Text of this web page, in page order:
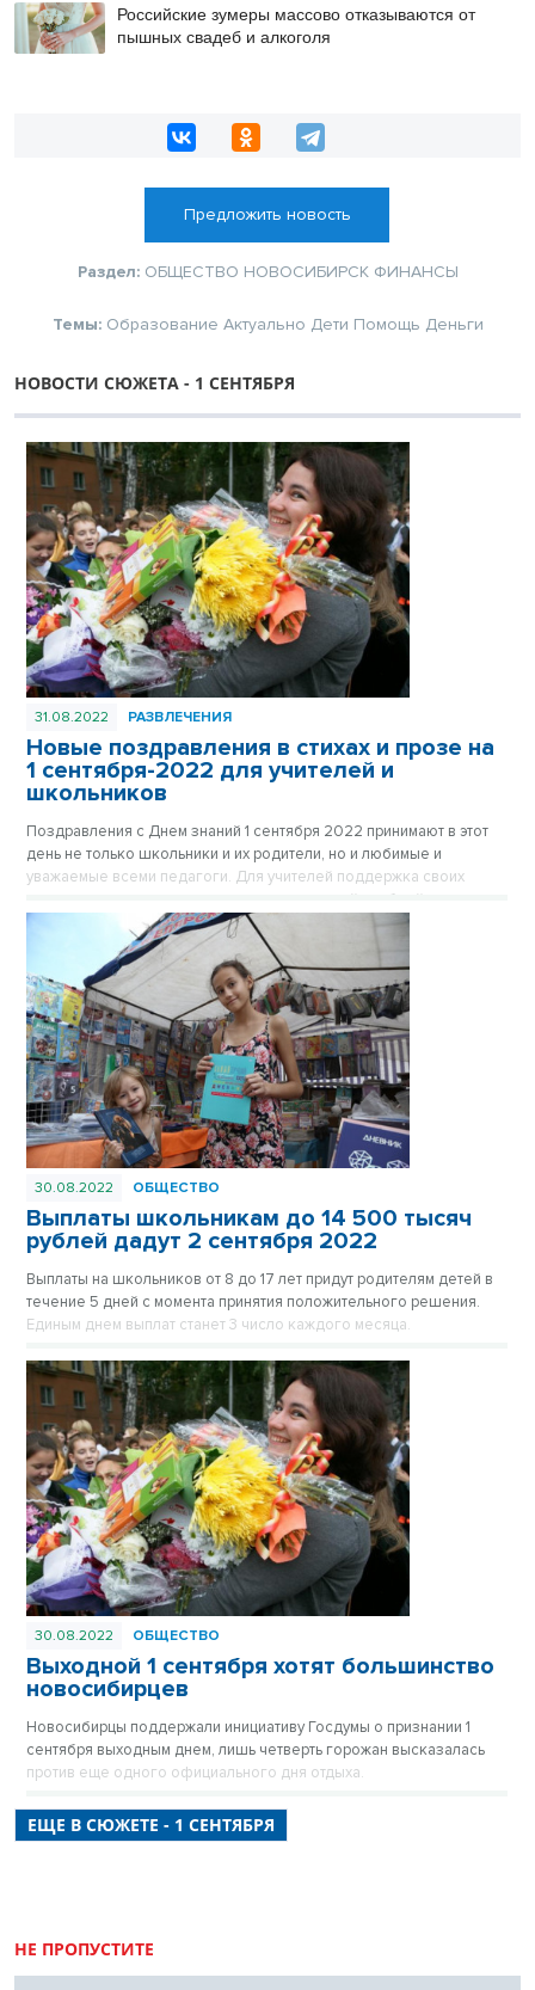
Российские зумеры массово отказываются от
пышных свадеб и алкоголя
Предложить новость
Раздел: ОБЩЕСТВО НОВОСИБИРСК ФИНАНСЫ
Темы: Образование Актуально Дети Помощь Деньги
НОВОСТИ СЮЖЕТА - 1 СЕНТЯБРЯ
31.08.2022 РАЗВЛЕЧЕНИЯ
Новые поздравления в стихах и прозе на
1 сентября-2022 для учителей и
школьников
Поздравления с Днем знаний 1 сентября 2022 принимают в этот
день не только школьники и их родители, но и любимые и
уважаемые всеми педагоги. Для учителей поддержка своих
учеников очень важна, ведь впереди – новый учебный год,
новые испытания и победы. Как поздравить теплыми словами и
трогательными стихами школьников и учителей в WhatsAppе и
других мессенджерах, соцсетях или СМС– выбирайте
понравившиеся поздравления в нашей подборке к 1 сентября.
30.08.2022 ОБЩЕСТВО
Выплаты школьникам до 14 500 тысяч
рублей дадут 2 сентября 2022
Выплаты на школьников от 8 до 17 лет придут родителям детей в
течение 5 дней с момента принятия положительного решения.
Единым днем выплат станет 3 число каждого месяца.
30.08.2022 ОБЩЕСТВО
Выходной 1 сентября хотят большинство
новосибирцев
Новосибирцы поддержали инициативу Госдумы о признании 1
сентября выходным днем, лишь четверть горожан высказалась
против еще одного официального дня отдыха.
ЕЩЕ В СЮЖЕТЕ - 1 СЕНТЯБРЯ
НЕ ПРОПУСТИТЕ